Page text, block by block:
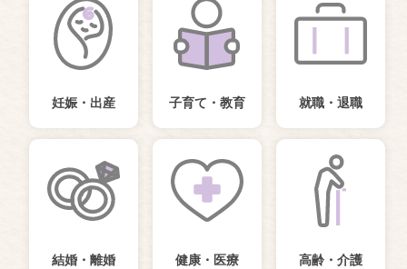
妊娠・出産 子育て・教育 就職・退職
結婚・離婚 健康・医療 高齢・介護